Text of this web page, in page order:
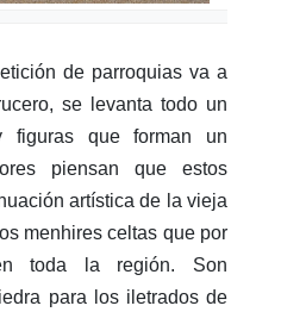
de parroquias va a
se levanta todo un
figuras que forman un
piensan que estos
artística de la vieja
menhires celtas que por
toda la región. Son
para los iletrados de